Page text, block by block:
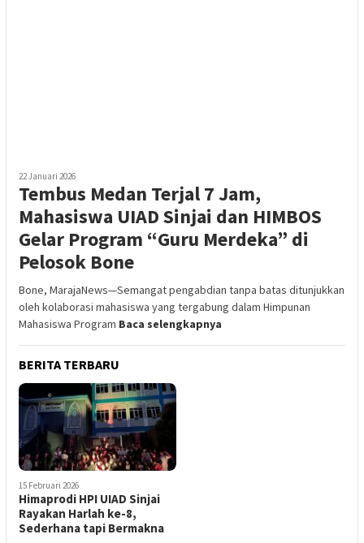
22 Januari 2026
Tembus Medan Terjal 7 Jam,
Mahasiswa UIAD Sinjai dan HIMBOS
Gelar Program “Guru Merdeka” di
Pelosok Bone
Bone, MarajaNews—Semangat pengabdian tanpa batas ditunjukkan
oleh kolaborasi mahasiswa yang tergabung dalam Himpunan
Mahasiswa Program Baca selengkapnya
BERITA TERBARU
15 Februari 2026
Himaprodi HPI UIAD Sinjai
Rayakan Harlah ke-8,
Sederhana tapi Bermakna